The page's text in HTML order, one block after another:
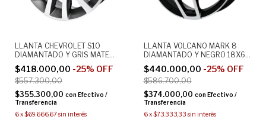
LLANTA CHEVROLET S10
DIAMANTADO Y GRIS MATE
16X7 6X139 DEPORTIVA
$418.000,00 -25% OFF
$557.300,00
$355.300,00 con Efectivo /
Transferencia
6x$69.666,67sin interés
LLANTA VOLCANO MARK 8
DIAMANTADO Y NEGRO 18X6
4X100
$440.000,00 -25% OFF
$586.700,00
$374.000,00 con Efectivo /
Transferencia
6 x$73.333,33 sin interés